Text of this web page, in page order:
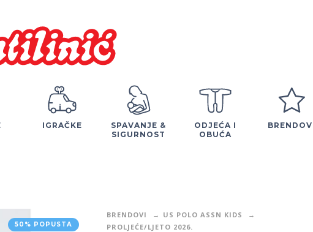
IGRAČKE
SPAVANJE &
SIGURNOST
ODJEĆA I
OBUĆA
50% POPUSTA
BRENDOVI
US POLO ASSN KIDS
PROLJEĆE/LJETO 2026.